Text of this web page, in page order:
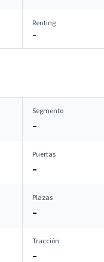
Renting
–
Segmento
–
Puertas
–
Plazas
–
Tracción
–